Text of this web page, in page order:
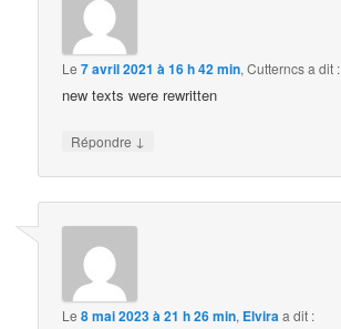
Le7 avril 2021 à 16 h 42 min,Cutterncsa dit :
new texts were rewritten
Répondre ↓
Le8 mai 2023 à 21 h 26 min, Elviraa dit :